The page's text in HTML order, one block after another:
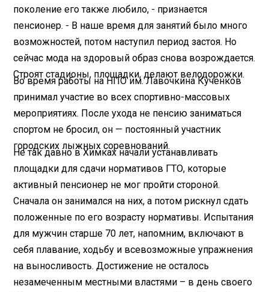
поколение его также любило, - признается
пенсионер. - В наше время для занятий было много
возможностей, потом наступил период застоя. Но
сейчас мода на здоровый образ снова возрождается.
Строят стадионы, площадки, делают велодорожки.
Во время работы на НПО им. Лавочкина Кученков
принимал участие во всех спортивно-массовых
мероприятиях. После ухода не пенсию заниматься
спортом не бросил, он — постоянный участник
городских лыжных соревнований.
Не так давно в Химках начали устанавливать
площадки для сдачи нормативов ГТО, которые
активный пенсионер не мог пройти стороной.
Сначала он занимался на них, а потом рискнул сдать
положенные по его возрасту нормативы. Испытания
для мужчин старше 70 лет, напомним, включают в
себя плавание, ходьбу и всевозможные упражнения
на выносливость. Достижение не осталось
незамеченным местными властями – в день своего